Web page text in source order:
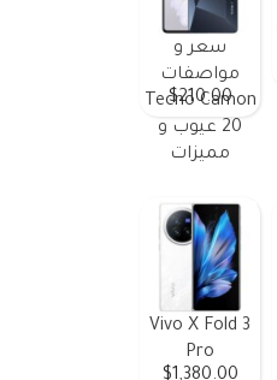
سعر و
مواصفات
Tecno Camon
20 عيوب و
مميزات
$210.00
Vivo X Fold 3
Pro